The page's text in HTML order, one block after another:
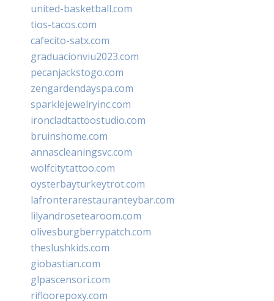
united-basketball.com
tios-tacos.com
cafecito-satx.com
graduacionviu2023.com
pecanjackstogo.com
zengardendayspa.com
sparklejewelryinc.com
ironcladtattoostudio.com
bruinshome.com
annascleaningsvc.com
wolfcitytattoo.com
oysterbayturkeytrot.com
lafronterarestauranteybar.com
lilyandrosetearoom.com
olivesburgberrypatch.com
theslushkids.com
giobastian.com
glpascensori.com
rifloorepoxy.com